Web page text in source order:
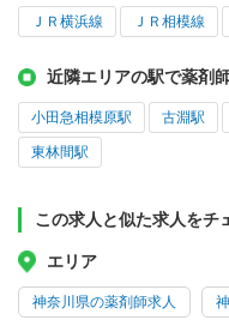
ＪＲ横浜線 ＪＲ相模線
近隣エリアの駅で薬剤
小田急相模原駅 古淵駅
東林間駅
この求人と似た求人をチ
エリア
神奈川県の薬剤師求人